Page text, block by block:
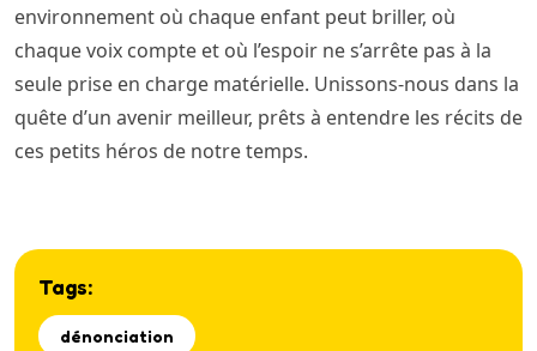
environnement où chaque enfant peut briller, où
chaque voix compte et où l’espoir ne s’arrête pas à la
seule prise en charge matérielle. Unissons-nous dans la
quête d’un avenir meilleur, prêts à entendre les récits de
ces petits héros de notre temps.
Tags:
dénonciation